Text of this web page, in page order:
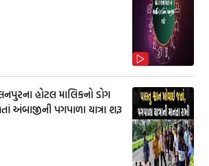
હોટલ માલિકનો ડોગ
અંબાજીની પગપાળા યાત્રા શરૂ